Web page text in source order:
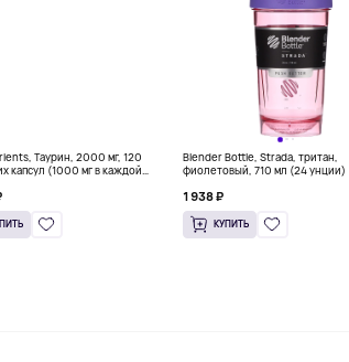
Таурин, 2000 мг, 120
капсул (1000 мг в каждой
Blender Bottle, Strada, тритан,
фиолетовый, 710 мл (24 унции)
1 938 ₽
КУПИТЬ